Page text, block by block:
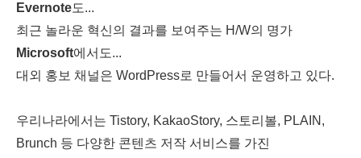
Evernote도...
최근 놀라운 혁신의 결과를 보여주는 H/W의 명가
Microsoft에서도...
대외 홍보 채널은 WordPress로 만들어서 운영하고 있다.
우리나라에서는 Tistory, KakaoStory, 스토리볼, PLAIN,
Brunch 등 다양한 콘텐츠 저작 서비스를 가진